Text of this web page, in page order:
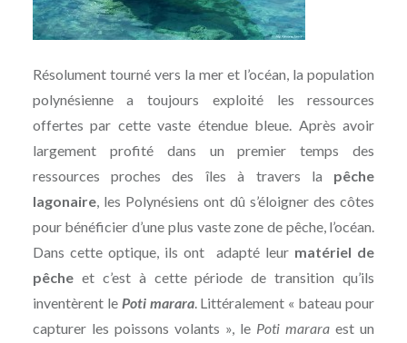
Résolument tourné vers la mer et l’océan, la population
polynésienne a toujours exploité les ressources
offertes par cette vaste étendue bleue. Après avoir
largement profité dans un premier temps des
ressources proches des îles à travers la pêche
lagonaire, les Polynésiens ont dû s’éloigner des côtes
pour bénéficier d’une plus vaste zone de pêche, l’océan.
Dans cette optique, ils ont adapté leur matériel de
pêcheet c’est à cette période de transition qu’ils
inventèrent le Poti marara. Littéralement « bateau pour
capturer les poissons volants », le Poti marara est un